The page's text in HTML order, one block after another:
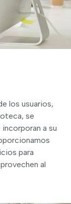
los usuarios,
se
a su
para
al